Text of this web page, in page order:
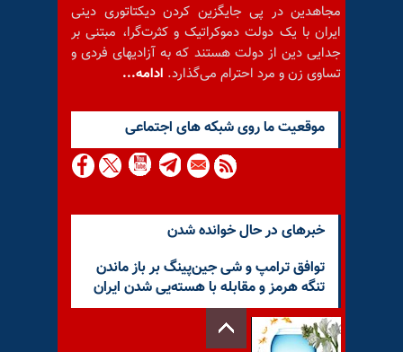
مجاهدین در پی جایگزین کردن دیکتاتوری دینی
ایران با یک دولت دموکراتیک و کثرت‌گرا، مبتنی بر
جدایی دین از دولت هستند که به آزادیهای فردی و
تساوی زن و مرد احترام می‌گذارد. ادامه...
موقعيت ما روى شبكه هاى اجتماعى
خبرهای در حال خوانده شدن
توافق ترامپ و شی جین‌پینگ بر باز ماندن
تنگه هرمز و مقابله با هسته‌یی شدن ایران